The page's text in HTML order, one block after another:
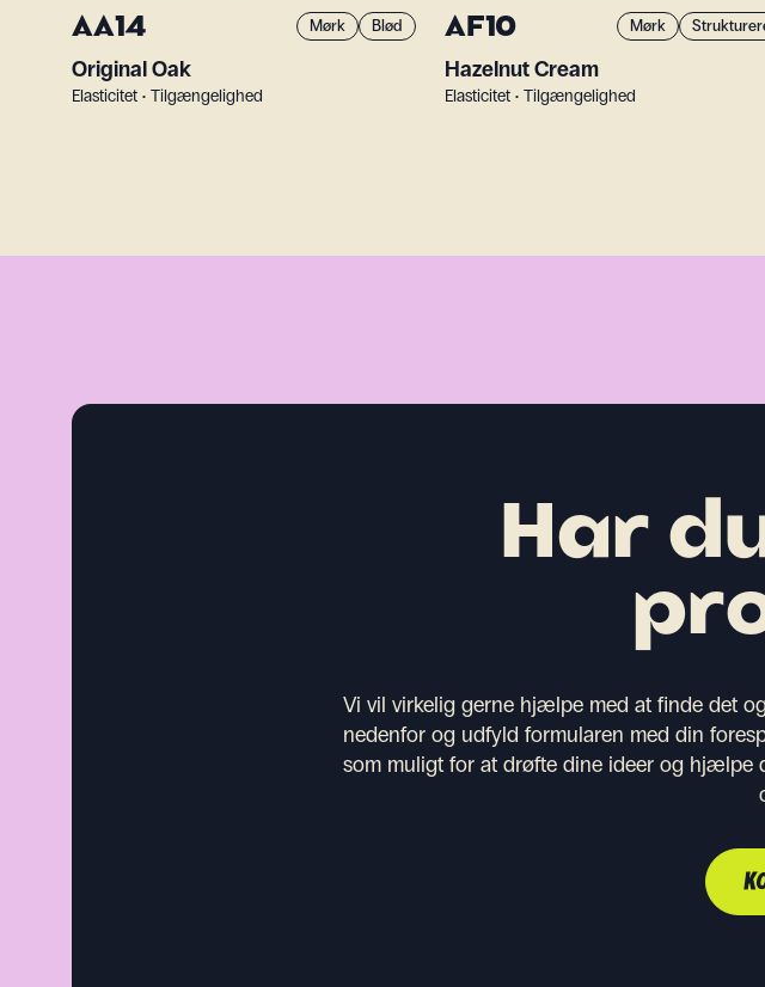
AA14 Mørk Blød
Original Oak
Elasticitet • Tilgængelighed
AF10 Mørk
Hazelnut Cream
Elasticitet • Tilgængelighed
Har
Vi vil virkelig gerne hjælpe med at finde det
nedenfor og udfyld formularen med din
som muligt for at drøfte dine ideer og hjælpe